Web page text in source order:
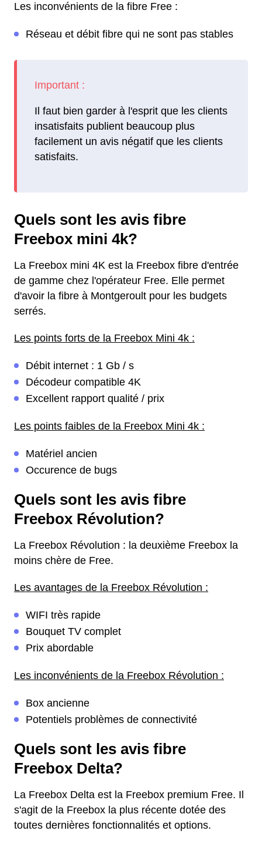
Les inconvénients de la fibre Free :
Réseau et débit fibre qui ne sont pas stables
Il faut bien garder à l'esprit que les clients
insatisfaits publient beaucoup plus
facilement un avis négatif que les clients
satisfaits.
Quels sont les avis fibre
Freebox mini 4k?
La Freebox mini 4K est la Freebox fibre d'entrée
de gamme chez l'opérateur Free. Elle permet
d'avoir la fibre à Montgeroult pour les budgets
serrés.
Les points forts de la Freebox Mini 4k :
Débit internet : 1 Gb / s
Décodeur compatible 4K
Excellent rapport qualité / prix
Les points faibles de la Freebox Mini 4k :
Matériel ancien
Occurence de bugs
Quels sont les avis fibre
Freebox Révolution?
La Freebox Révolution : la deuxième Freebox la
moins chère de Free.
Les avantages de la Freebox Révolution :
WIFI très rapide
Bouquet TV complet
Prix abordable
Les inconvénients de la Freebox Révolution :
Box ancienne
Potentiels problèmes de connectivité
Quels sont les avis fibre
Freebox Delta?
La Freebox Delta est la Freebox premium Free. Il
s'agit de la Freebox la plus récente dotée des
toutes dernières fonctionnalités et options.